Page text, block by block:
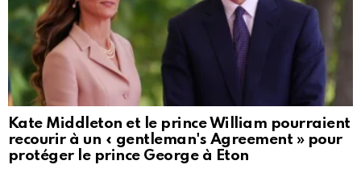
Kate Middleton et le prince William pourraient
recourir à un « gentleman's Agreement » pour
protéger le prince George à Eton